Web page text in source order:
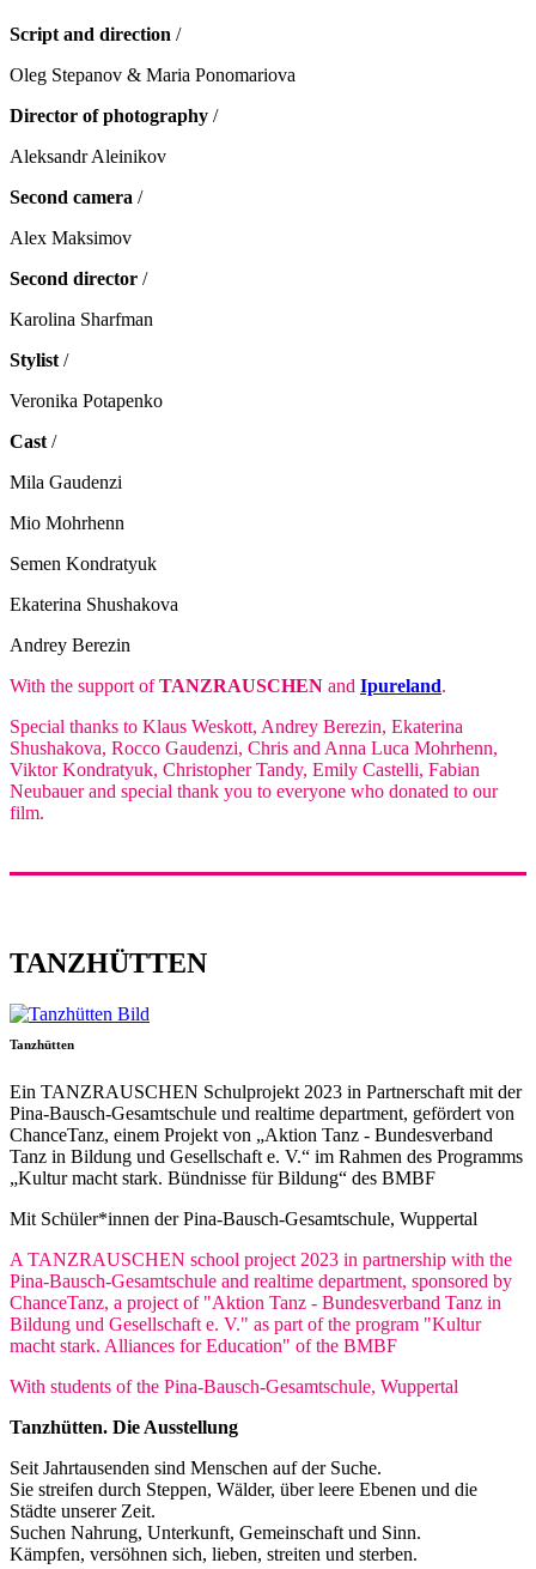
Script and direction /
Oleg Stepanov & Maria Ponomariova
Director of photography /
Aleksandr Aleinikov
Second camera /
Alex Maksimov
Second director /
Karolina Sharfman
Stylist /
Veronika Potapenko
Cast /
Mila Gaudenzi
Mio Mohrhenn
Semen Kondratyuk
Ekaterina Shushakova
Andrey Berezin
With the support ofTANZRAUSCHEN and Ipureland.
Special thanks to Klaus Weskott, Andrey Berezin, Ekaterina
Shushakova, Rocco Gaudenzi, Chris and Anna Luca Mohrhenn,
Viktor Kondratyuk, Christopher Tandy, Emily Castelli, Fabian
Neubauer and special thank you to everyone who donated to our
film.
TANZHÜTTEN
Tanzhütten
Ein TANZRAUSCHEN Schulprojekt 2023 in Partnerschaft mit der
Pina-Bausch-Gesamtschule und realtime department, gefördert von
ChanceTanz, einem Projekt von „Aktion Tanz - Bundesverband
Tanz in Bildung und Gesellschaft e. V.“ im Rahmen des Programms
„Kultur macht stark. Bündnisse für Bildung“ des BMBF
Mit Schüler*innen der Pina-Bausch-Gesamtschule, Wuppertal
A TANZRAUSCHEN school project 2023 in partnership with the
Pina-Bausch-Gesamtschule and realtime department, sponsored by
ChanceTanz, a project of "Aktion Tanz - Bundesverband Tanz in
Bildung und Gesellschaft e. V." as part of the program "Kultur
macht stark. Alliances for Education" of the BMBF
With students of the Pina-Bausch-Gesamtschule, Wuppertal
Tanzhütten. Die Ausstellung
Seit Jahrtausenden sind Menschen auf der Suche.
Sie streifen durch Steppen, Wälder, über leere Ebenen und die
Städte unserer Zeit.
Suchen Nahrung, Unterkunft, Gemeinschaft und Sinn.
Kämpfen, versöhnen sich, lieben, streiten und sterben.